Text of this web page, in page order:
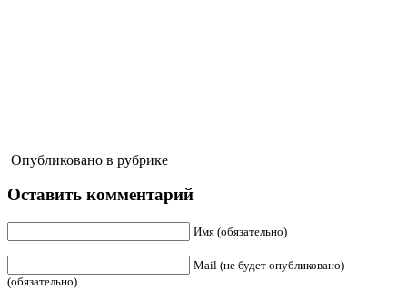
Опубликовано в рубрике
Оставить комментарий
Имя (обязательно)
Mail (не будет опубликовано)
(обязательно)